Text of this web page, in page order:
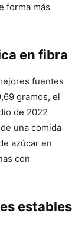
forma más
en fibra
fuentes
gramos, el
de 2022
una comida
azúcar en
con
estables